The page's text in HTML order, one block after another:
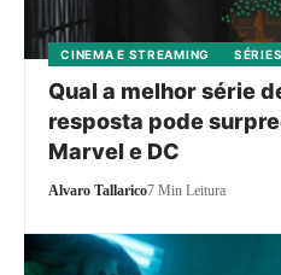
CINEMA E STREAMING SÉRIES
Qual a melhor série
resposta pode
Marvel e DC
Alvaro Tallarico7 Min Leitura